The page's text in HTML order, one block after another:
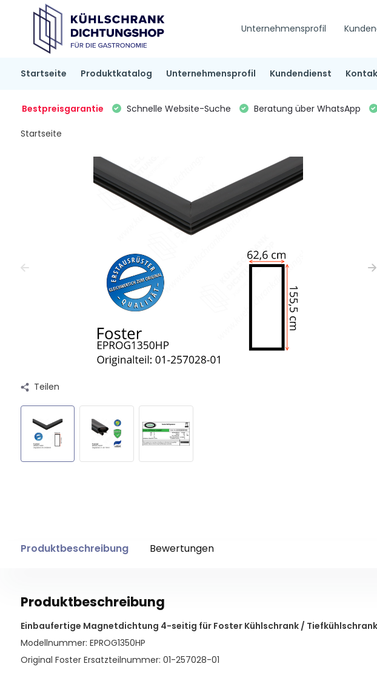
Unternehmensprofil
Startseite Produktkatalog Unternehmensprofil Kundendienst
Bestpreisgarantie Schnelle Website-Suche Beratung über WhatsApp
Startseite
Teilen
Produktbeschreibung Bewertungen
Produktbeschreibung
Einbaufertige Magnetdichtung 4-seitig für Foster Kühlschrank / Tiefkühlschrank
Modellnummer: EPROG1350HP
Original Foster Ersatzteilnummer: 01-257028-01